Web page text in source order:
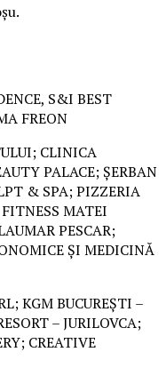
S&I BEST
FREON
CLINICA
PALACE; ȘERBAN
& SPA; PIZZERIA
MATEI
PESCAR;
ȘI MEDICINĂ
KGM BUCUREȘTI –
– JURILOVCA;
CREATIVE